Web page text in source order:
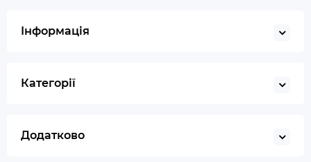
Інформація
Категорії
Додатково